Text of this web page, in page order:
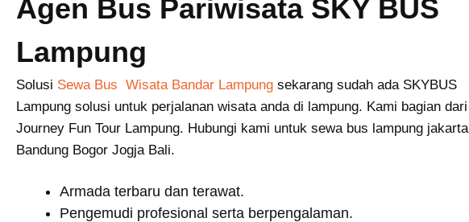
Agen Bus Pariwisata SKY BUS
Lampung
Solusi Sewa Bus Wisata Bandar Lampung sekarang sudah ada SKYBUS
Lampung solusi untuk perjalanan wisata anda di lampung. Kami bagian dari
Journey Fun Tour Lampung. Hubungi kami untuk sewa bus lampung jakarta
Bandung Bogor Jogja Bali.
Armada terbaru dan terawat.
Pengemudi profesional serta berpengalaman.